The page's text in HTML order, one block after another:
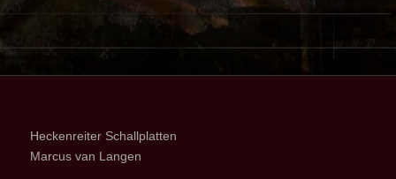
Heckenreiter Schallplatten
Marcus van Langen